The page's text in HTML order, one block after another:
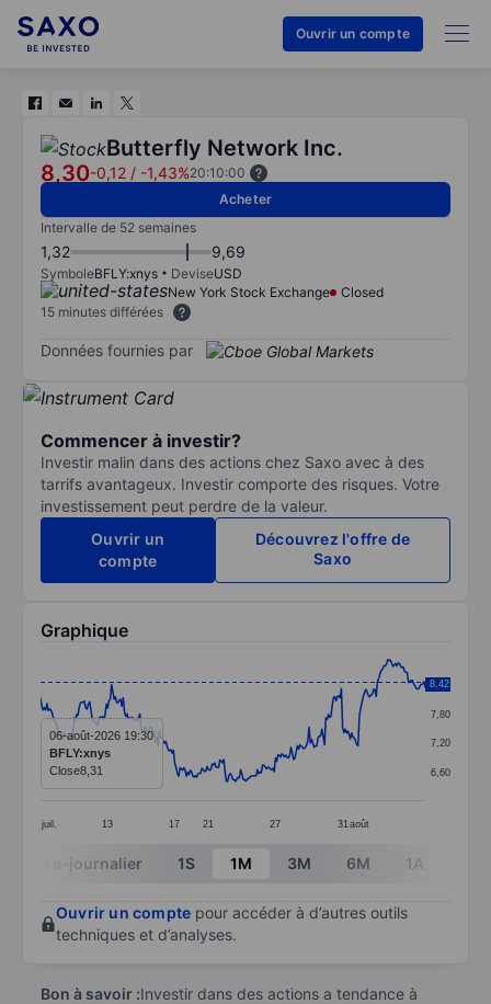
Ouvrir un compte
Butterfly Network Inc.
8,30-0,12 / -1,43%20:10:00
Acheter
Intervalle de 52 semaines
1,32 9,69
SymboleBFLY:xnys DeviseUSD
New York Stock Exchange
Closed
15 minutes différées
Données fournies par
Commencer à investir?
Investir malin dans des actions chez Saxo avec à des
tarrifs avantageux. Investir comporte des risques. Votre
investissement peut perdre de la valeur.
Ouvrir un
compte
Découvrez l'offre de
Saxo
Graphique
Line chart with 299 data points.
The chart has 1 X axis displaying categories.
The chart has 1 Y axis displaying values. Data
juil. 13 17 21 27 31 août
6,60
7,20
7,80
8,40
8,42
06-août-2026 19:30
BFLY:xnys
Close8,31
End of interactive chart.
Intra-journalier 1S 1M 3M 6M 1A
Ouvrir un compte pour accéder à d’autres outils
techniques et d’analyses.
Bon à savoir :Investir dans des actions a tendance à